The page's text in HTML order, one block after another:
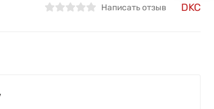
Написать отзыв DKC